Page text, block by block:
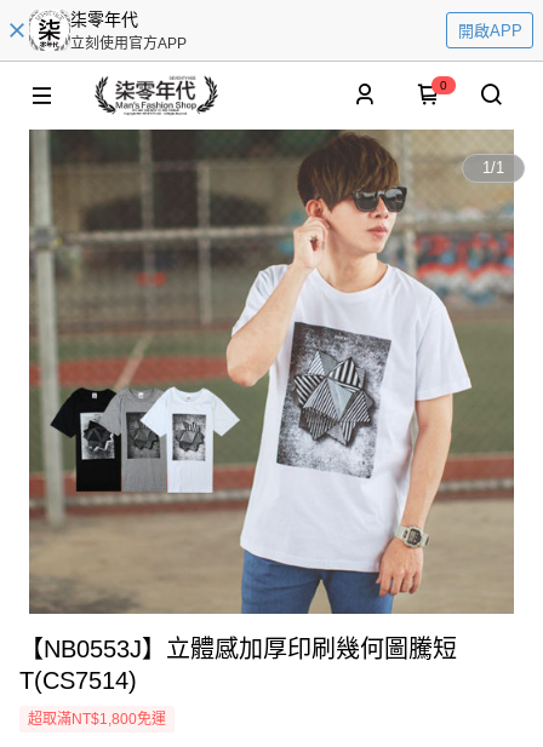
柒零年代
立刻使用官方APP
開啟APP
0
1/1
【NB0553J】立體感加厚印刷幾何圖騰短
T(CS7514)
超取滿NT$1,800免運